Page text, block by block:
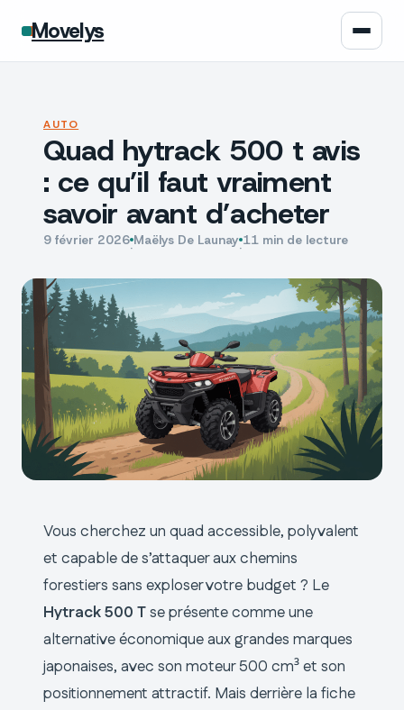
Movelys
Moto
Assurance
Écologie
Tech
AUTO
Quad hytrack 500 t avis
: ce qu’il faut vraiment
savoir avant d’acheter
9 février 2026·Maëlys De Launay·11 min de lecture
Vous cherchez un quad accessible, polyvalent
et capable de s’attaquer aux chemins
forestiers sans exploser votre budget ? Le
Hytrack 500 Tse présente comme une
alternative économique aux grandes marques
japonaises, avec son moteur 500 cm³ et son
positionnement attractif. Mais derrière la fiche